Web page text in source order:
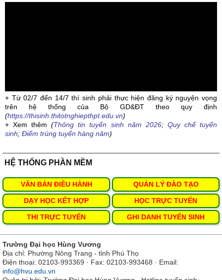
+ Từ 02/7 đến 14/7 thí sinh phải thực hiện đăng ký nguyện vọng
trên hệ thống của Bộ GD&ĐT theo quy định
(https://thisinh.thitotnghiepthpt.edu.vn)
+ Xem thêm(Thông tin tuyển sinh năm 2026; Quy chế tuyển
sinh; Điểm trúng tuyển hàng năm)
HỆ THỐNG PHẦN MỀM
VĂN BẢN ĐIỀU HÀNH QUẢN LÝ ĐÀO TẠO
DẠY HỌC KẾT HỢP HỌC TRỰC TUYẾN
THI TRỰC TUYẾN GHI DANH TUYỂN SINH
Trường Đại học Hùng Vương
Địa chỉ: Phường Nông Trang - tỉnh Phú Thọ
Điện thoại: 02103-993369 · Fax: 02103-993468 · Email:
info@hvu.edu.vn